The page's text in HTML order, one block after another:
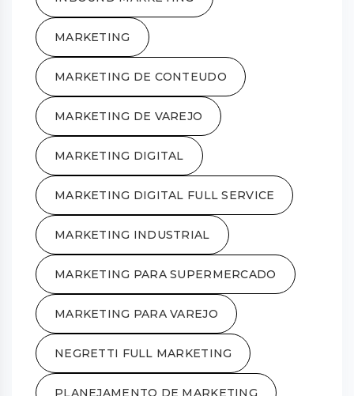
MARKETING
MARKETING DE CONTEUDO
MARKETING DE VAREJO
MARKETING DIGITAL
MARKETING DIGITAL FULL SERVICE
MARKETING INDUSTRIAL
MARKETING PARA SUPERMERCADO
MARKETING PARA VAREJO
NEGRETTI FULL MARKETING
PLANEJAMENTO DE MARKETING